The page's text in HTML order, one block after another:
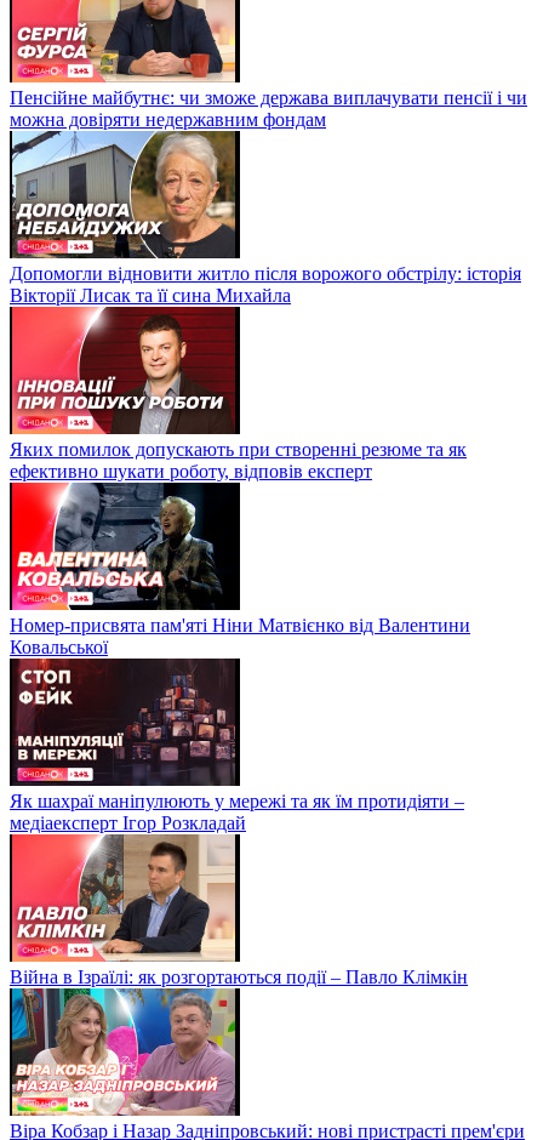
Пенсійне майбутнє: чи зможе держава виплачувати пенсії і чи
можна довіряти недержавним фондам
Допомогли відновити житло після ворожого обстрілу: історія
Вікторії Лисак та її сина Михайла
Яких помилок допускають при створенні резюме та як
ефективно шукати роботу, відповів експерт
Номер-присвята пам'яті Ніни Матвієнко від Валентини
Ковальської
Як шахраї маніпулюють у мережі та як їм протидіяти –
медіаексперт Ігор Розкладай
Війна в Ізраїлі: як розгортаються події – Павло Клімкін
Віра Кобзар і Назар Задніпровський: нові пристрасті прем'єри